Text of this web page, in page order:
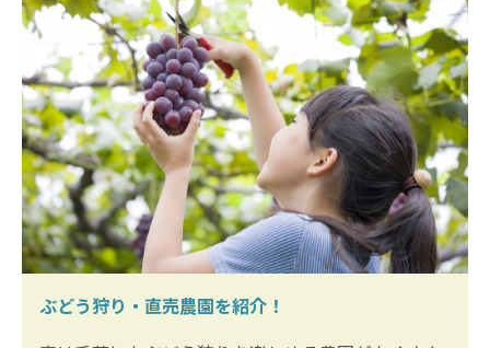
ぶどう狩り・直売農園を紹介！